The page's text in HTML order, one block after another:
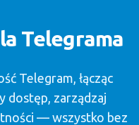
Telegrama
Telegram, łącząc
dostęp, zarządzaj
— wszystko bez